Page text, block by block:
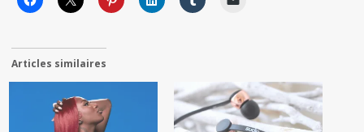
Articles similaires